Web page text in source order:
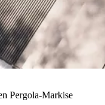
Pergola-Markise